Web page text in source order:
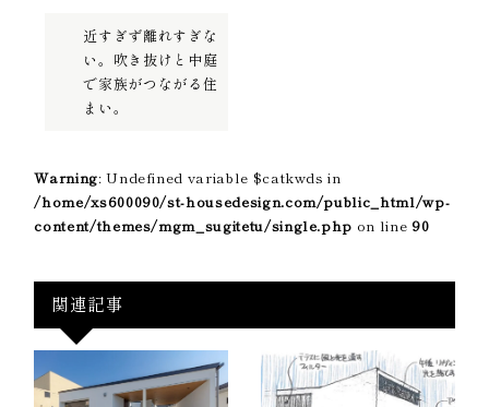
近すぎず離れすぎな
い。吹き抜けと中庭
で家族がつながる住
まい。
Warning: Undefined variable $catkwds in
/home/xs600090/st-housedesign.com/public_html/wp-
content/themes/mgm_sugitetu/single.php on line 90
関連記事